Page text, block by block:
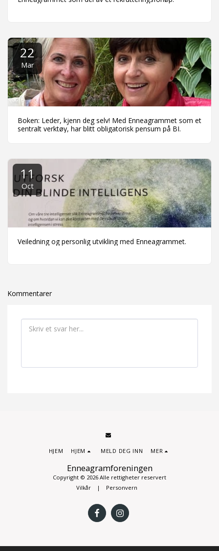
22
Mar
Boken: Leder, kjenn deg selv! Med Enneagrammet som et
sentralt verktøy, har blitt obligatorisk pensum på BI.
11
Oct
Veiledning og personlig utvikling med Enneagrammet.
Kommentarer
Enneagramforeningen
Copyright © 2026 Alle rettigheter reservert
Vilkår| Personvern
HJEM HJEM MELD DEG INN MER